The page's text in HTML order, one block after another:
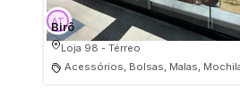
Birô
Loja 98 - Térreo
Acessórios, Bolsas, Malas,